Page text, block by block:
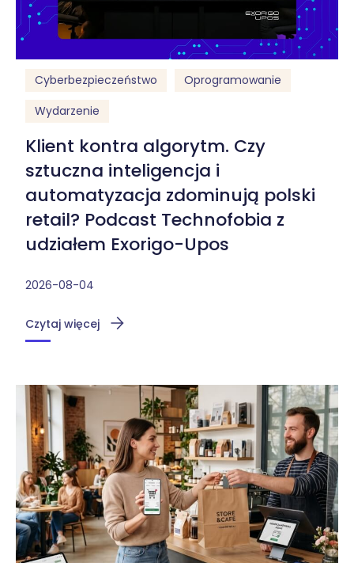
Cyberbezpieczeństwo
Oprogramowanie
Wydarzenie
Klient kontra algorytm. Czy
sztuczna inteligencja i
automatyzacja zdominują polski
retail? Podcast Technofobia z
udziałem Exorigo-Upos
2026-08-04
Czytaj więcej